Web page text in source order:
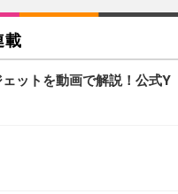
載
ットを動画で解説！公式Y